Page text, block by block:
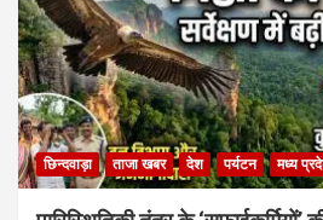
छिन्दवाड़ा ताजा खबर देश पर्यटन मध्य